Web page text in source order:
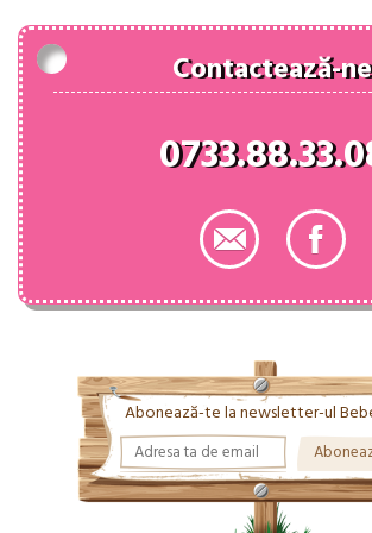
Contactează-ne
Abonează-te la newsletter-ul